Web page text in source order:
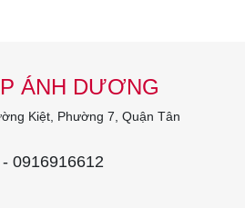
ÁNH DƯƠNG
Kiệt, Phường 7, Quận Tân
0916916612